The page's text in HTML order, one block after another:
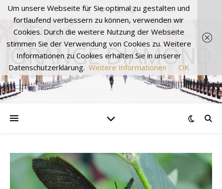
ORANGE DIAMOND
Um unsere Webseite für Sie optimal zu gestalten und
fortlaufend verbessern zu können, verwenden wir
Cookies. Durch die weitere Nutzung der Webseite
stimmen Sie der Verwendung von Cookies zu. Weitere
Informationen zu Cookies erhalten Sie in unserer
Datenschutzerklärung. Weitere Informationen OK